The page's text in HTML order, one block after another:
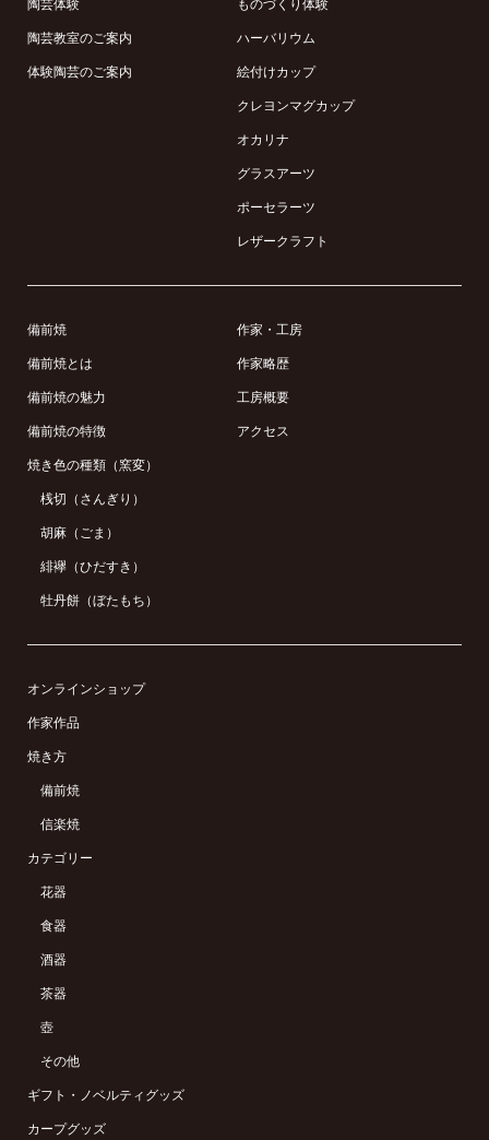
陶芸体験
陶芸教室のご案内
体験陶芸のご案内
ものづくり体験
ハーバリウム
絵付けカップ
クレヨンマグカップ
オカリナ
グラスアーツ
ポーセラーツ
レザークラフト
備前焼
備前焼とは
備前焼の魅力
備前焼の特徴
焼き色の種類（窯変）
桟切（さんぎり）
胡麻（ごま）
緋襷（ひだすき）
牡丹餅（ぼたもち）
作家・工房
作家略歴
工房概要
アクセス
オンラインショップ
作家作品
焼き方
備前焼
信楽焼
カテゴリー
花器
食器
酒器
茶器
壺
その他
ギフト・ノベルティグッズ
カープグッズ